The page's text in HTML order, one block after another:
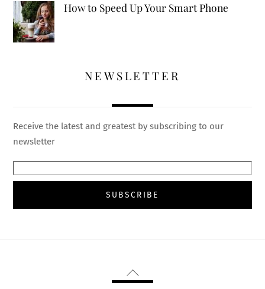
How to Speed Up Your Smart Phone
NEWSLETTER
Receive the latest and greatest by subscribing to our
newsletter
Back
To